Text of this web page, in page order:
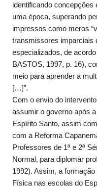
identificando
uma época, superando
impressos como meros
transmissores imparciais
especializados, de
BASTOS, 1997, p. 16),
meio para aprender a
[…]”.
Com o envio do
assumir o governo após
Espírito Santo, assim
com a Reforma
Professores de 1ª e 2ª
Normal, para diplomar
1992). Assim, a
Física nas escolas do